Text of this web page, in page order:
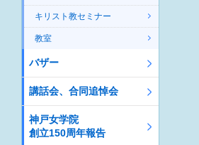
キリスト教セミナー
教室
バザー
講話会、合同追悼会
神戸女学院
創立150周年報告